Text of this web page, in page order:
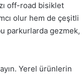
off-road bisiklet
olur hem de çeşitli
parkurlarda gezmek,
Yerel ürünlerin